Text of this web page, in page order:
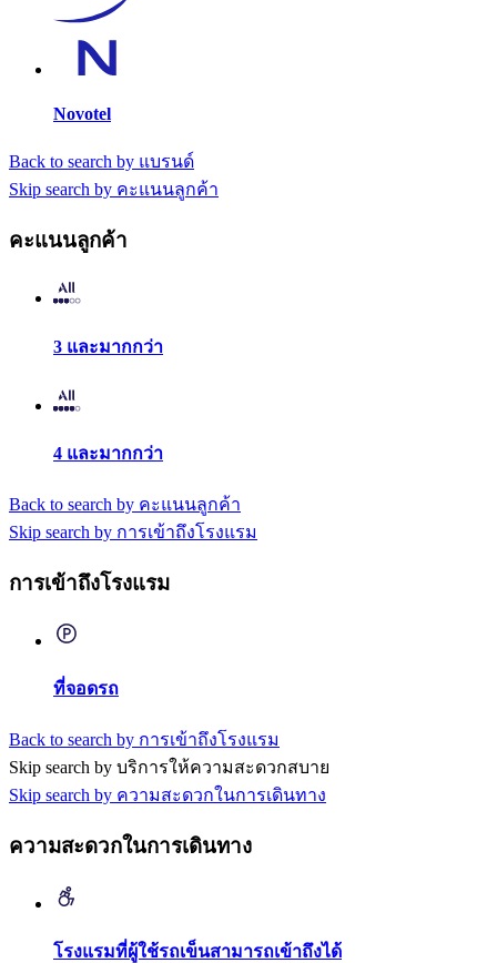
Novotel
Back to search by แบรนด์
Skip search by คะแนนลูกค้า
คะแนนลูกค้า
3 และมากกว่า
4 และมากกว่า
Back to search by คะแนนลูกค้า
Skip search by การเข้าถึงโรงแรม
การเข้าถึงโรงแรม
ที่จอดรถ
Back to search by การเข้าถึงโรงแรม
Skip search by บริการให้ความสะดวกสบาย
Skip search by ความสะดวกในการเดินทาง
ความสะดวกในการเดินทาง
โรงแรมที่ผู้ใช้รถเข็นสามารถเข้าถึงได้